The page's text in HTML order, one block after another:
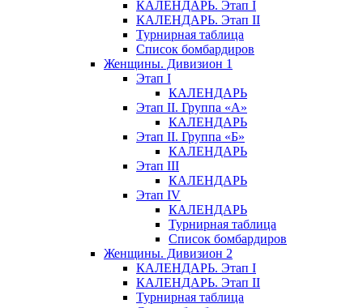
КАЛЕНДАРЬ. Этап I
КАЛЕНДАРЬ. Этап II
Турнирная таблица
Список бомбардиров
Женщины. Дивизион 1
Этап I
КАЛЕНДАРЬ
Этап II. Группа «А»
КАЛЕНДАРЬ
Этап II. Группа «Б»
КАЛЕНДАРЬ
Этап III
КАЛЕНДАРЬ
Этап IV
КАЛЕНДАРЬ
Турнирная таблица
Список бомбардиров
Женщины. Дивизион 2
КАЛЕНДАРЬ. Этап I
КАЛЕНДАРЬ. Этап II
Турнирная таблица